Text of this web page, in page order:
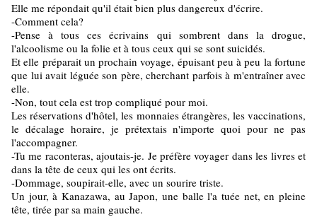
Elle me répondait qu'il était bien plus dangereux d'écrire.
-Comment cela?
-Pense à tous ces écrivains qui sombrent dans la drogue,
l'alcoolisme ou la folie et à tous ceux qui se sont suicidés.
Et elle préparait un prochain voyage, épuisant peu à peu la fortune
que lui avait léguée son père, cherchant parfois à m'entraîner avec
elle.
-Non, tout cela est trop compliqué pour moi.
Les réservations d'hôtel, les monnaies étrangères, les vaccinations,
le décalage horaire, je prétextais n'importe quoi pour ne pas
l'accompagner.
-Tu me raconteras, ajoutais-je. Je préfère voyager dans les livres et
dans la tête de ceux qui les ont écrits.
-Dommage, soupirait-elle, avec un sourire triste.
Un jour, à Kanazawa, au Japon, une balle l'a tuée net, en pleine
tête, tirée par sa main gauche.